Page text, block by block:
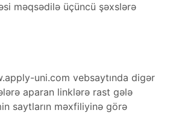
məqsədilə üçüncü şəxslərə
uni.com vebsaytında digər
aparan linklərə rast gələ
saytların məxfiliyinə görə